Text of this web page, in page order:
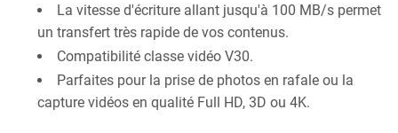
La vitesse d'écriture allant jusqu'à 100 MB/s permet
un transfert très rapide de vos contenus.
Compatibilité classe vidéo V30.
Parfaites pour la prise de photos en rafale ou la
capture vidéos en qualité Full HD, 3D ou 4K.